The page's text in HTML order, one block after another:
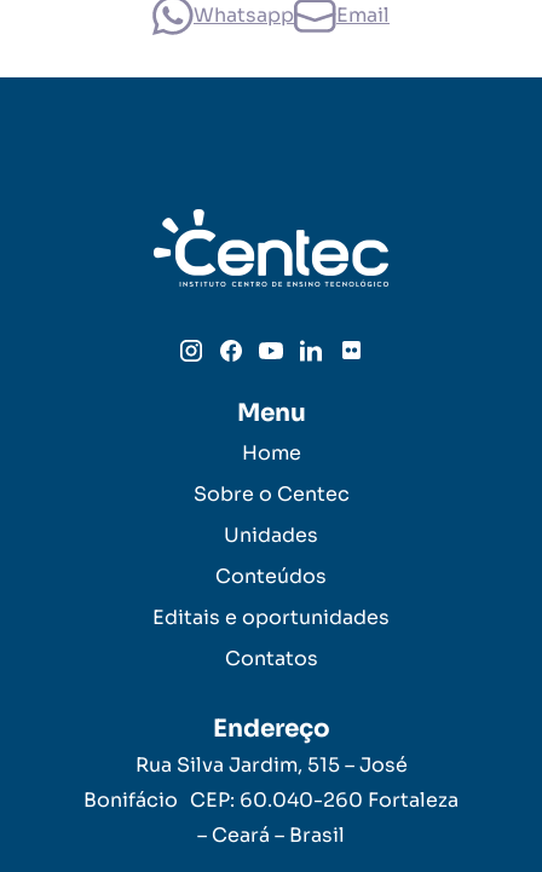
Whatsapp
Email
Menu
Home
Sobre o Centec
Unidades
Conteúdos
Editais e oportunidades
Contatos
Endereço
Rua Silva Jardim, 515 – José
Bonifácio CEP: 60.040-260 Fortaleza
– Ceará – Brasil